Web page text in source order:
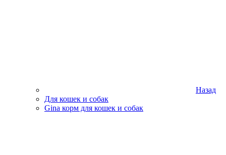
Назад
Для кошек и собак
Gina корм для кошек и собак